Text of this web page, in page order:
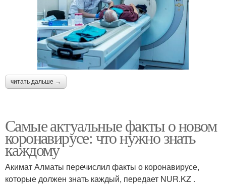
читать дальше →
Самые актуальные факты о новом
коронавирусе: что нужно знать
каждому
Акимат Алматы перечислил факты о коронавирусе,
которые должен знать каждый, передает NUR.KZ .